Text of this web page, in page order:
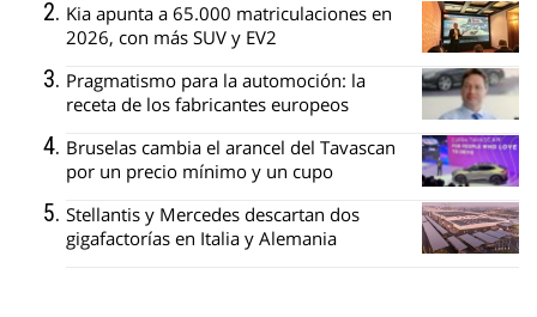
Kia apunta a 65.000 matriculaciones en
2026, con más SUV y EV2
Pragmatismo para la automoción: la
receta de los fabricantes europeos
Bruselas cambia el arancel del Tavascan
por un precio mínimo y un cupo
Stellantis y Mercedes descartan dos
gigafactorías en Italia y Alemania